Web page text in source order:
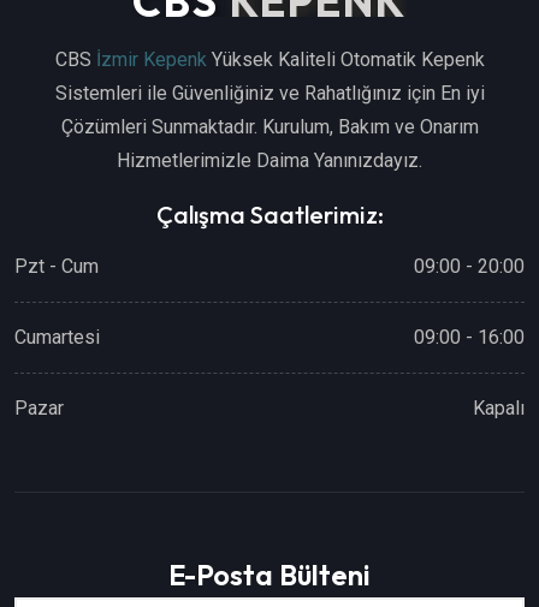
CBS İzmir Kepenk Yüksek Kaliteli Otomatik Kepenk
Sistemleri ile Güvenliğiniz ve Rahatlığınız için En iyi
Çözümleri Sunmaktadır. Kurulum, Bakım ve Onarım
Hizmetlerimizle Daima Yanınızdayız.
Çalışma Saatlerimiz:
Pzt - Cum 09:00 - 20:00
Cumartesi 09:00 - 16:00
Pazar Kapalı
E-Posta Bülteni